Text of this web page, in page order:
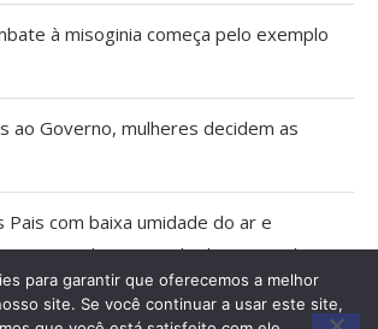
à misoginia começa pelo exemplo
ao Governo, mulheres decidem as
Pais com baixa umidade do ar e
no Estado do Pantanal
e palestras em Miranda marcam
para garantir que oferecemos a melhor
site. Se você continuar a usar este site,